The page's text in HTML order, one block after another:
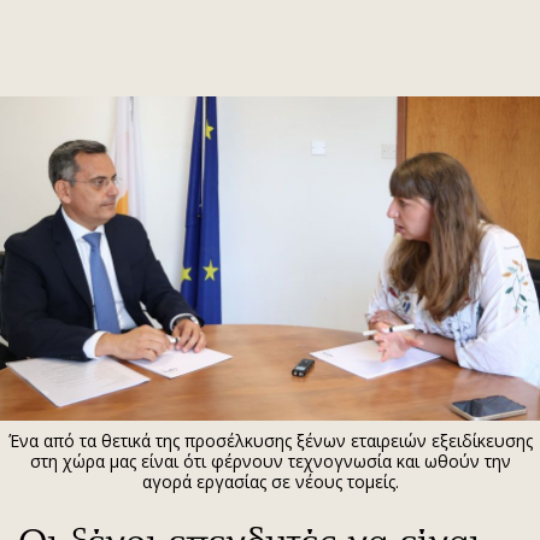
ΚΑΤΗΓΟΡΙΕΣ
Κύπρος
Παιδεία
Υγεία
Πολιτική
Βουλευτικές 2026
Εκλογές 2024
Προεδρικές 2023
Δημοσκοπήσεις
Διπλωματία
Αρθρογραφία
Υγεία
Αγγελίες
Ενοικιάζονται
Πωλούνται
Ζητούν εργασία
Θέσεις εργασίας
Ένα από τα θετικά της προσέλκυσης ξένων εταιρειών εξειδίκευσης
στη χώρα μας είναι ότι φέρνουν τεχνογνωσία και ωθούν την
αγορά εργασίας σε νέους τομείς.